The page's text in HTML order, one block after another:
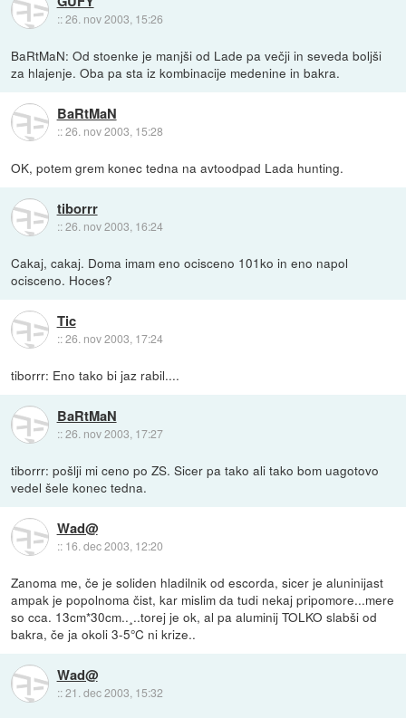
::26. nov 2003, 15:26
BaRtMaN: Od stoenke je manjši od Lade pa večji in seveda boljši
za hlajenje. Oba pa sta iz kombinacije medenine in bakra.
BaRtMaN
::26. nov 2003, 15:28
OK, potem grem konec tedna na avtoodpad Lada hunting.
tiborrr
::26. nov 2003, 16:24
Cakaj, cakaj. Doma imam eno ocisceno 101ko in eno napol
ocisceno. Hoces?
Tic
::26. nov 2003, 17:24
tiborrr: Eno tako bi jaz rabil....
BaRtMaN
::26. nov 2003, 17:27
tiborrr: pošlji mi ceno po ZS. Sicer pa tako ali tako bom uagotovo
vedel šele konec tedna.
Wad@
:: 16. dec 2003, 12:20
Zanoma me, če je soliden hladilnik od escorda, sicer je aluninijast
ampak je popolnoma čist, kar mislim da tudi nekaj pripomore...mere
so cca. 13cm*30cm..¸..torej je ok, al pa aluminij TOLKO slabši od
bakra, če ja okoli 3-5°C ni krize..
Wad@
::21. dec 2003, 15:32